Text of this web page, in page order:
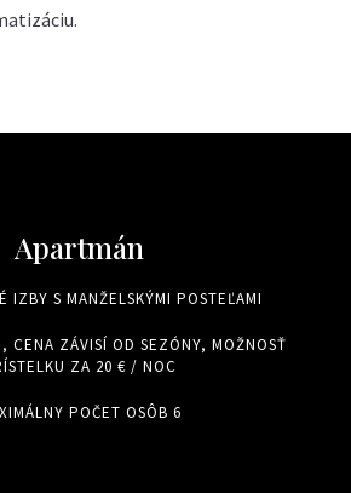
Apartmán
IZBY S MANŽELSKÝMI POSTEĽAMI
CENA ZÁVISÍ OD SEZÓNY, MOŽNOSŤ
ZA 20 € / NOC
POČET OSÔB 6